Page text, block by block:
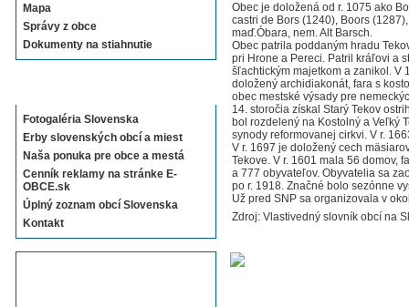
Mapa
Správy z obce
Dokumenty na stiahnutie
Fotogaléria Slovenska
Erby slovenských obcí a miest
Naša ponuka pre obce a mestá
Cenník reklamy na stránke E-
OBCE.sk
Úplný zoznam obcí Slovenska
Kontakt
Obec je doložená od r. 1075 ako
castri de Bors (1240), Boors
maď.Óbara, nem. Alt Barsch.
Obec patrila poddaným hradu
pri Hrone a Pereci. Patril kráľovi a
šľachtickým majetkom a zanikol. V
doložený archidiakonát, fara s
obec mestské výsady pre
14. storočia získal Starý Tekov
bol rozdelený na Kostolný a Veľký
synody reformovanej cirkvi. V r.
V r. 1697 je doložený cech
Tekove. V r. 1601 mala 56 domov,
a 777 obyvateľov. Obyvatelia sa
po r. 1918. Značné bolo sezónne
Už pred SNP sa organizovala v
Zdroj: Vlastivedný slovník obcí na